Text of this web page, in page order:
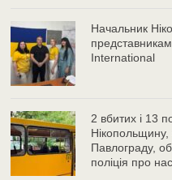
Начальник
International
2 вбитих і 13
Павлограду,
поліція про